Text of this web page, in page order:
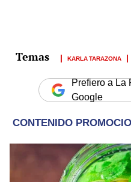
KARLA TARAZONA
Prefiero a La
Google